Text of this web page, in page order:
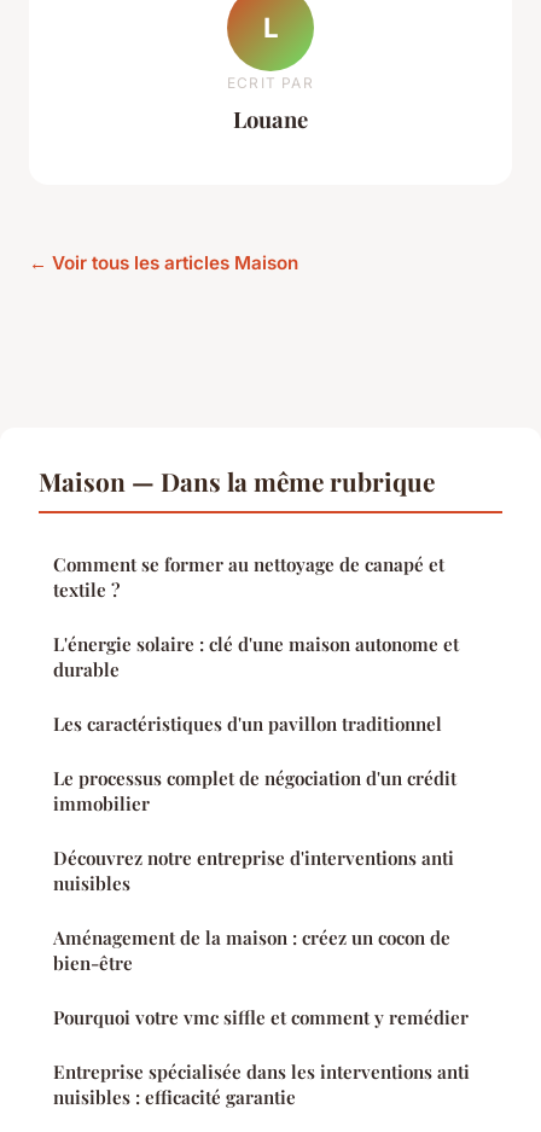
L
ECRIT PAR
Louane
← Voir tous les articles Maison
Maison — Dans la même rubrique
Comment se former au nettoyage de canapé et
textile ?
L'énergie solaire : clé d'une maison autonome et
durable
Les caractéristiques d'un pavillon traditionnel
Le processus complet de négociation d'un crédit
immobilier
Découvrez notre entreprise d'interventions anti
nuisibles
Aménagement de la maison : créez un cocon de
bien-être
Pourquoi votre vmc siffle et comment y remédier
Entreprise spécialisée dans les interventions anti
nuisibles : efficacité garantie